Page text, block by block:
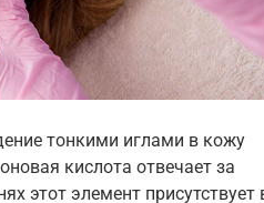
тонкими иглами в кожу
кислота отвечает за
этот элемент присутствует